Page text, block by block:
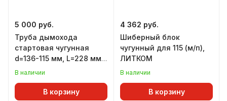
5 000 руб.
Труба дымохода
стартовая чугунная
d=136-115 мм, L=228 мм,
с РЕВИЗИЕЙ и
АТМОСФЕРА
В наличии
В корзину
4 362 руб.
Шиберный блок
чугунный для 115 (м/п),
ЛИТКОМ
В наличии
В корзину